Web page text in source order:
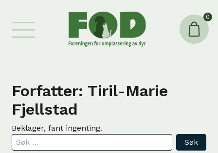
0
Forfatter: Tiril-Marie
Fjellstad
Beklager, fant ingenting.
Søk etter: